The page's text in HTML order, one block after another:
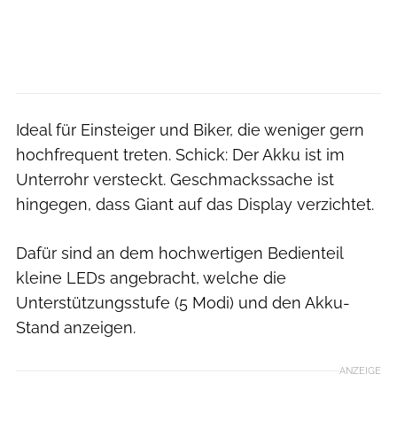
Ideal für Einsteiger und Biker, die weniger gern
hochfrequent treten. Schick: Der Akku ist im
Unterrohr versteckt. Geschmackssache ist
hingegen, dass Giant auf das Display verzichtet.
Dafür sind an dem hochwertigen Bedienteil
kleine LEDs angebracht, welche die
Unterstützungsstufe (5 Modi) und den Akku-
Stand anzeigen.
ANZEIGE